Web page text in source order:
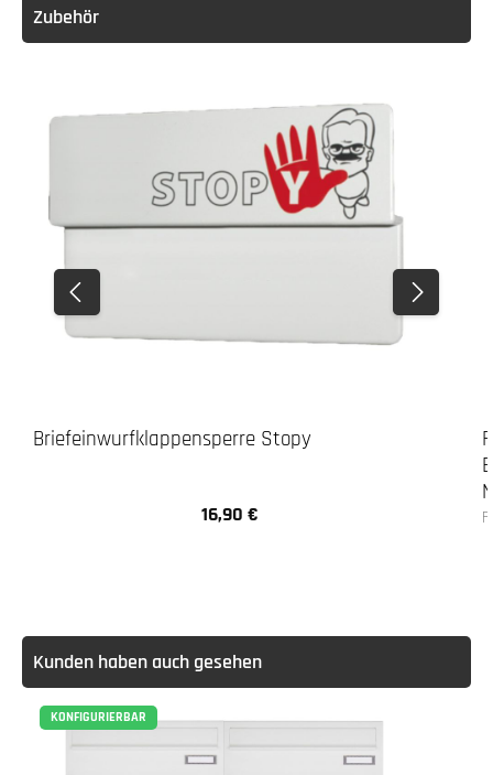
Zubehör
Briefeinwurfklappensperre Stopy
Regulärer Preis:
16,90 €
Kunden haben auch gesehen
KONFIGURIERBAR